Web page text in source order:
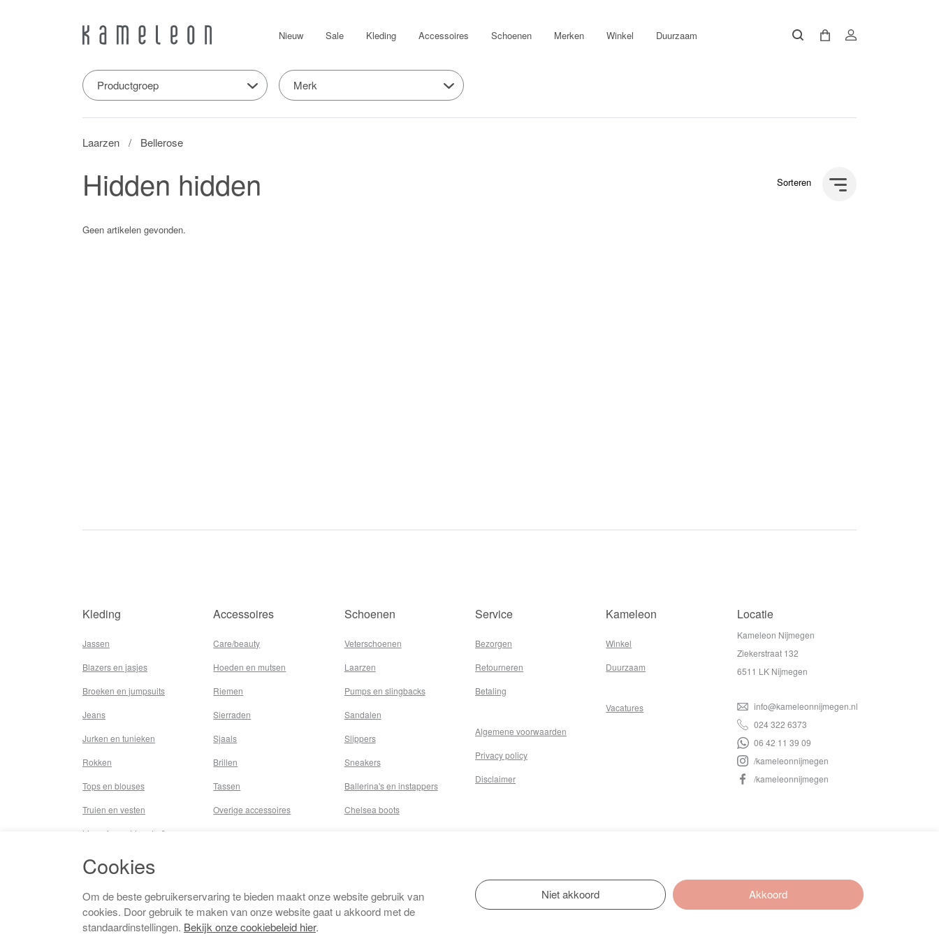
Nieuw Sale Kleding Accessoires Schoenen Merken Winkel Duurzaam
Productgroep Merk
Laarzen Bellerose
Hidden hidden Sorteren
Geen artikelen gevonden.
Kleding
Jassen
Blazers en jasjes
Broeken en jumpsuits
Jeans
Jurken en tunieken
Rokken
Tops en blouses
Truien en vesten
Lingerie,nachtmode &
Badkleding
Beenmode
Vermaakkosten
Accessoires
Care/beauty
Hoeden en mutsen
Riemen
Sierraden
Sjaals
Brillen
Tassen
Overige accessoires
Schoenen
Veterschoenen
Laarzen
Pumps en slingbacks
Sandalen
Slippers
Sneakers
Ballerina's en instappers
Chelsea boots
Service
Bezorgen
Retourneren
Betaling
Algemene voorwaarden
Privacy policy
Disclaimer
Kameleon
Winkel
Duurzaam
Vacatures
Locatie
Kameleon Nijmegen
Ziekerstraat 132
6511 LK Nijmegen
info@kameleonnijmegen.nl
024 322 6373
06 42 11 39 09
/kameleonnijmegen
/kameleonnijmegen
Cookies
Om de beste gebruikerservaring te bieden maakt onze website gebruik van
cookies. Door gebruik te maken van onze website gaat u akkoord met de
standaardinstellingen. Bekijk onze cookiebeleid hier.